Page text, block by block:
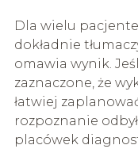
Dla wielu
dokładnie
omawia wynik.
zaznaczone, że
łatwiej
rozpoznanie
placówek